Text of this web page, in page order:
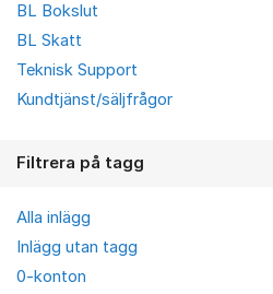
BL Bokslut
BL Skatt
Teknisk Support
Kundtjänst/säljfrågor
Filtrera på tagg
Alla inlägg
Inlägg utan tagg
0-konton